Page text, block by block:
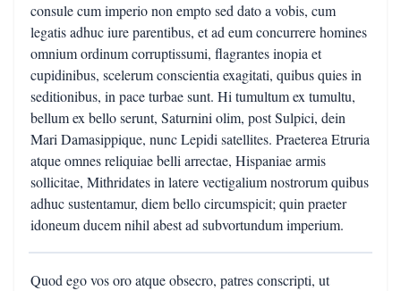
consule cum imperio non empto sed dato a vobis, cum
legatis adhuc iure parentibus, et ad eum concurrere homines
omnium ordinum corruptissumi, flagrantes inopia et
cupidinibus, scelerum conscientia exagitati, quibus quies in
seditionibus, in pace turbae sunt. Hi tumultum ex tumultu,
bellum ex bello serunt, Saturnini olim, post Sulpici, dein
Mari Damasippique, nunc Lepidi satellites. Praeterea Etruria
atque omnes reliquiae belli arrectae, Hispaniae armis
sollicitae, Mithridates in latere vectigalium nostrorum quibus
adhuc sustentamur, diem bello circumspicit; quin praeter
idoneum ducem nihil abest ad subvortundum imperium.
Quod ego vos oro atque obsecro, patres conscripti, ut